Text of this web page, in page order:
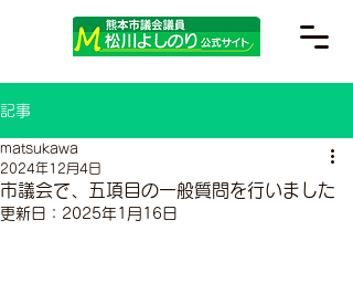
記事
市議会で、五項目の一般質問を行いました
matsukawa
2024年12月4日
更新日： 2025年1月16日